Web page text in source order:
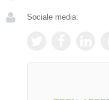
Sociale media: